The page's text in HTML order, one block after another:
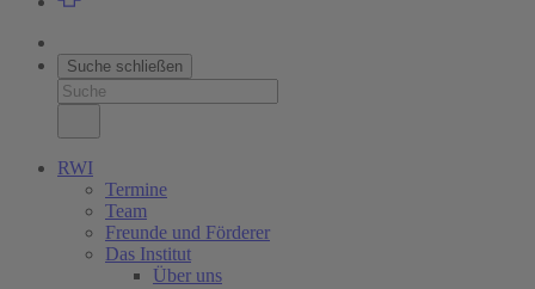
Suche schließen
RWI
Termine
Team
Freunde und Förderer
Das Institut
Über uns